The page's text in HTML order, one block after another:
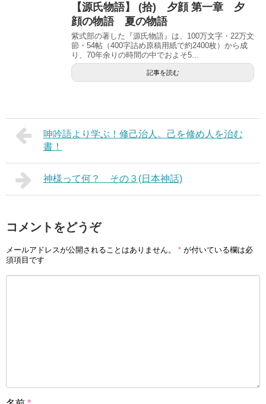
【源氏物語】 (拾) 夕顔 第一章 夕
顔の物語 夏の物語
紫式部の著した『源氏物語』は、100万文字・22万文
節・54帖（400字詰め原稿用紙で約2400枚）から成
り、70年余りの時間の中でおよそ5...
記事を読む
呻吟語より学ぶ！修己治人。己を修め人を治む
書！
神様って何？ その３(日本神話)
コメントをどうぞ
メールアドレスが公開されることはありません。 * が付いている欄は必
須項目です